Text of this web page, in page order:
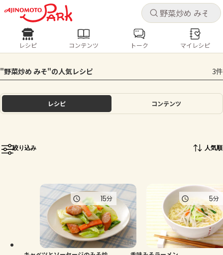
キャ
ログインするとレシピを保存できます
ログイン
ホーム
トーク
よくあるお問い合わせ
キャ
レシピ コンテンツ
人気の食材・レシピ
きゅうり なす トマト とうもろこし
ピーマン
レシピ コンテンツ トーク マイレシピ
"野菜炒め みそ"の人気レシピ 3件
レシピ コンテンツ
絞り込み 人気順
15分 5分